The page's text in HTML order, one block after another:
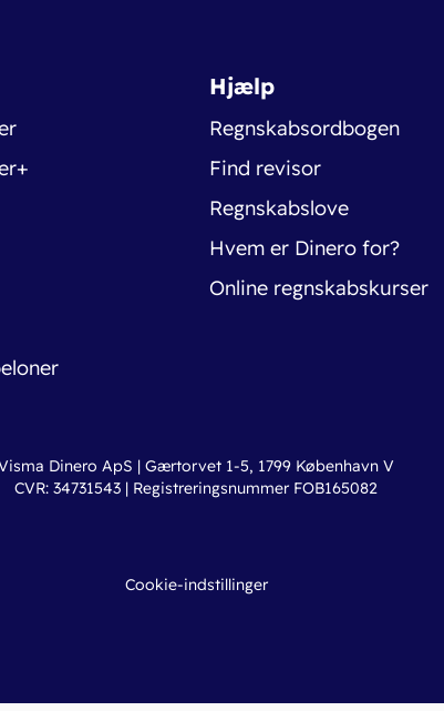
Hjælp
Regnskabsordbogen
Find revisor
Regnskabslove
Hvem er Dinero for?
Online regnskabskurser
Dinero ApS | Gærtorvet 1-5, 1799 København V
CVR: 34731543 | Registreringsnummer FOB165082
Cookie-indstillinger